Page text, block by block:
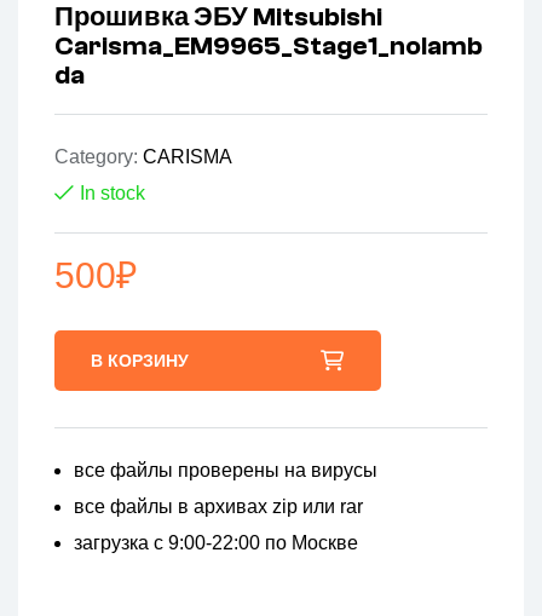
Прошивка ЭБУ Mitsubishi
Carisma_EM9965_Stage1_nolamb
da
Category: CARISMA
In stock
500₽
В КОРЗИНУ
все файлы проверены на вирусы
все файлы в архивах zip или rar
загрузка с 9:00-22:00 по Москве